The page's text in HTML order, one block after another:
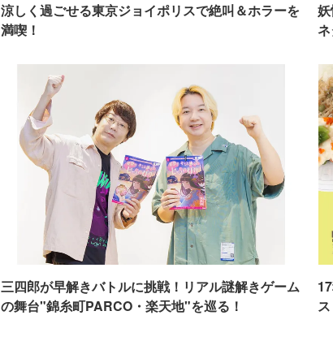
涼しく過ごせる東京ジョイポリスで絶叫＆ホラーを
満喫！
三四郎が早解きバトルに挑戦！リアル謎解きゲーム
の舞台"錦糸町PARCO・楽天地"を巡る！